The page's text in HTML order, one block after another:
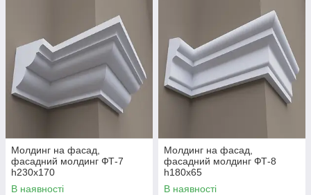
Молдинг на фасад,
фасадний молдинг ФТ-7
h230х170
В наявності
Молдинг на фасад,
фасадний молдинг ФТ-8
h180х65
В наявності